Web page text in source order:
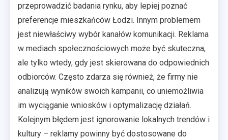
przeprowadzić badania rynku, aby lepiej poznać
preferencje mieszkańców Łodzi. Innym problemem
jest niewłaściwy wybór kanałów komunikacji. Reklama
w mediach społecznościowych może być skuteczna,
ale tylko wtedy, gdy jest skierowana do odpowiednich
odbiorców. Często zdarza się również, że firmy nie
analizują wyników swoich kampanii, co uniemożliwia
im wyciąganie wniosków i optymalizację działań.
Kolejnym błędem jest ignorowanie lokalnych trendów i
kultury – reklamy powinny być dostosowane do